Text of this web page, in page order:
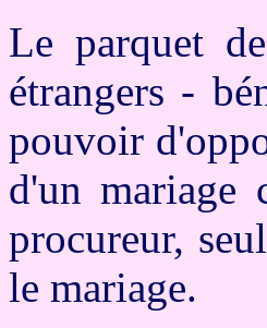
Le parquet
étrangers -
pouvoir
d'un mariage
procureur,
le mariage.